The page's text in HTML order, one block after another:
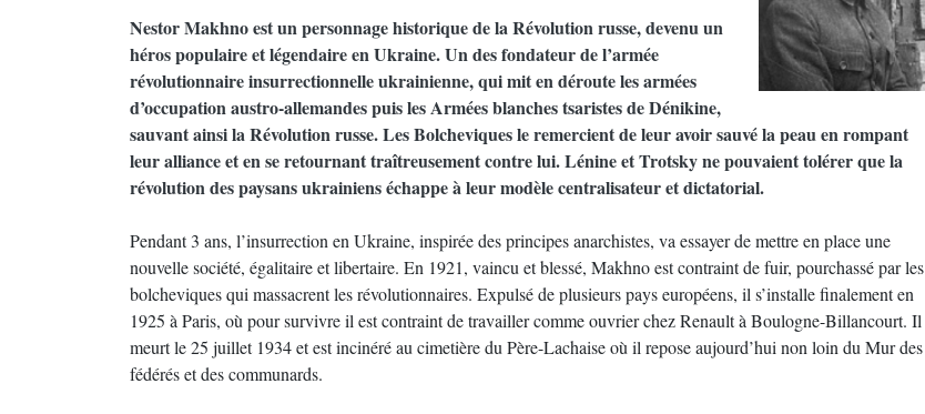
Nestor Makhno est un personnage historique de la Révolution russe, devenu un
héros populaire et légendaire en Ukraine. Un des fondateur de l’armée
révolutionnaire insurrectionnelle ukrainienne, qui mit en déroute les armées
d’occupation austro-allemandes puis les Armées blanches tsaristes de Dénikine,
sauvant ainsi la Révolution russe. Les Bolcheviques le remercient de leur avoir sauvé la peau en rompant
leur alliance et en se retournant traîtreusement contre lui. Lénine et Trotsky ne pouvaient tolérer que la
révolution des paysans ukrainiens échappe à leur modèle centralisateur et dictatorial.
Pendant 3 ans, l’insurrection en Ukraine, inspirée des principes anarchistes, va essayer de mettre en place une
nouvelle société, égalitaire et libertaire. En 1921, vaincu et blessé, Makhno est contraint de fuir, pourchassé par les
bolcheviques qui massacrent les révolutionnaires. Expulsé de plusieurs pays européens, il s’installe finalement en
1925 à Paris, où pour survivre il est contraint de travailler comme ouvrier chez Renault à Boulogne-Billancourt. Il
meurt le 25 juillet 1934 et est incinéré au cimetière du Père-Lachaise où il repose aujourd’hui non loin du Mur des
fédérés et des communards.